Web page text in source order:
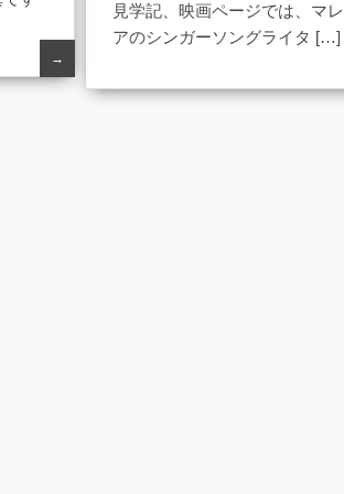
見学記、映画ページでは、マ
アのシンガーソングライタ […]
→